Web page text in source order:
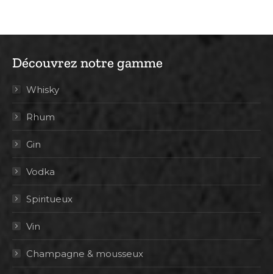
Découvrez notre gamme
Whisky
Rhum
Gin
Vodka
Spiritueux
Vin
Champagne & mousseux